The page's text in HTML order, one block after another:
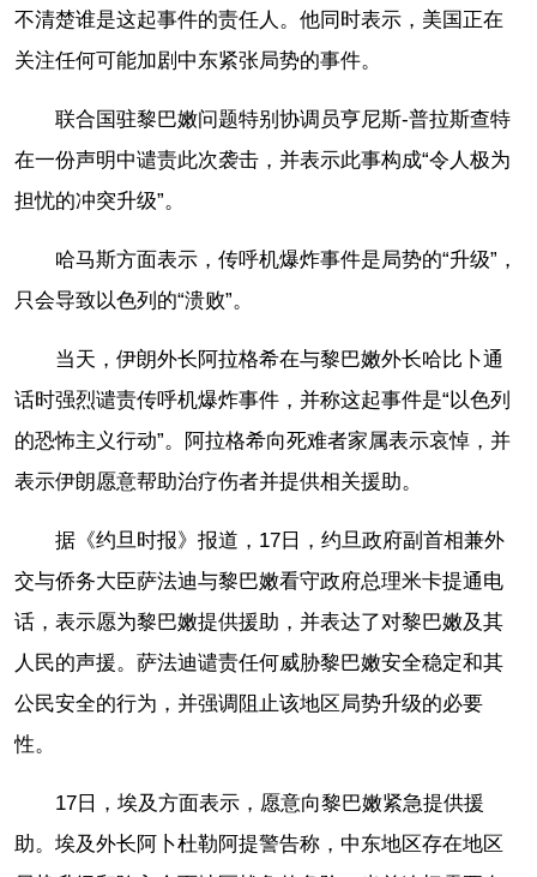
不清楚谁是这起事件的责任人。他同时表示，美国正在
关注任何可能加剧中东紧张局势的事件。
联合国驻黎巴嫩问题特别协调员亨尼斯-普拉斯查特
在一份声明中谴责此次袭击，并表示此事构成“令人极为
担忧的冲突升级”。
哈马斯方面表示，传呼机爆炸事件是局势的“升级”，
只会导致以色列的“溃败”。
当天，伊朗外长阿拉格希在与黎巴嫩外长哈比卜通
话时强烈谴责传呼机爆炸事件，并称这起事件是“以色列
的恐怖主义行动”。阿拉格希向死难者家属表示哀悼，并
表示伊朗愿意帮助治疗伤者并提供相关援助。
据《约旦时报》报道，17日，约旦政府副首相兼外
交与侨务大臣萨法迪与黎巴嫩看守政府总理米卡提通电
话，表示愿为黎巴嫩提供援助，并表达了对黎巴嫩及其
人民的声援。萨法迪谴责任何威胁黎巴嫩安全稳定和其
公民安全的行为，并强调阻止该地区局势升级的必要
性。
17日，埃及方面表示，愿意向黎巴嫩紧急提供援
助。埃及外长阿卜杜勒阿提警告称，中东地区存在地区